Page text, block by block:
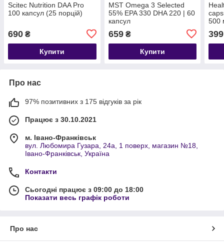
Scitec Nutrition DAA Pro
100 капсул (25 порцій)
690 ₴
Купити
MST Omega 3 Selected
55% EPA 330 DHA 220 | 60
капсул
659₴
Купити
500
399
Про нас
97% позитивних з 175 відгуків за рік
Працює з 30.10.2021
м. Івано-Франківськ
вул. Любомира Гузара, 24а, 1 поверх, магазин №18,
Івано-Франківськ, Україна
Контакти
Сьогодні працює з 09:00 до 18:00
Показати весь графік роботи
Про нас